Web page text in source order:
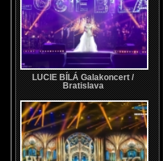
LUCIE BÍLÁ Galakoncert /
Bratislava